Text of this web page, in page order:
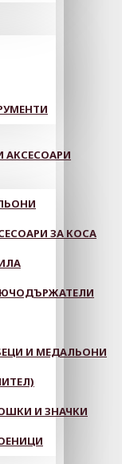
АКСЕСОАРИ
ЗА КОСА
И МЕДАЛЬОНИ
И ЗНАЧКИ